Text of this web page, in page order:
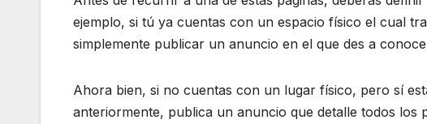
ejemplo, si tú ya cuentas con un espacio físico el cual
simplemente publicar un anuncio en el que des a
Ahora bien, si no cuentas con un lugar físico, pero sí
anteriormente, publica un anuncio que detalle todos